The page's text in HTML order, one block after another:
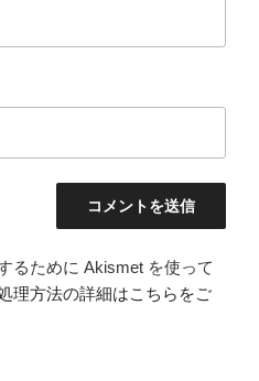
るために Akismet を使って
理方法の詳細はこちらをご